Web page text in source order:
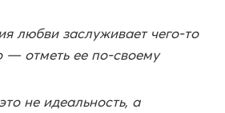
любви заслуживает чего-то
— отметь ее по-своему
не идеальность, а